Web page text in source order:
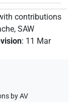
contributions
SAW
: 11 Mar
byAV